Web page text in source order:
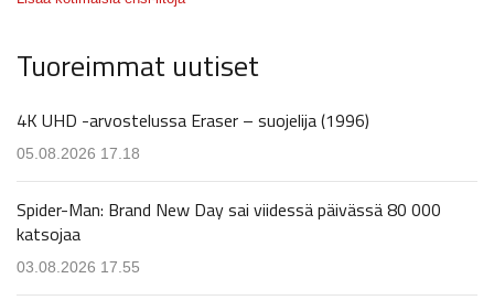
Tuoreimmat uutiset
4K UHD -arvostelussa Eraser – suojelija (1996)
05.08.2026 17.18
Spider-Man: Brand New Day sai viidessä päivässä 80 000
katsojaa
03.08.2026 17.55